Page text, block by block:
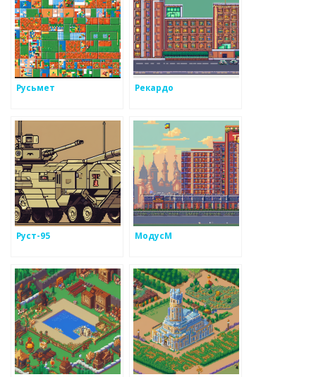
Русьмет Рекардо
Руст-95 МодусМ